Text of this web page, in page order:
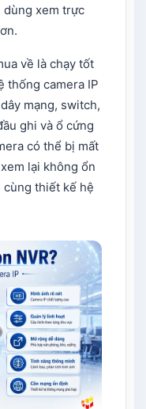
xem trực
về là chạy tốt
thống camera IP
mạng, switch,
ghi và ổ cứng
có thể bị mất
lại không ổn
cùng thiết kế hệ